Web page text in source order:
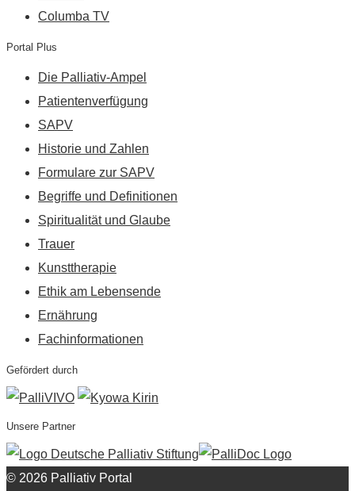
Columba TV
Portal Plus
Die Palliativ-Ampel
Patientenverfügung
SAPV
Historie und Zahlen
Formulare zur SAPV
Begriffe und Definitionen
Spiritualität und Glaube
Trauer
Kunsttherapie
Ethik am Lebensende
Ernährung
Fachinformationen
Gefördert durch
Unsere Partner
© 2026 Palliativ Portal